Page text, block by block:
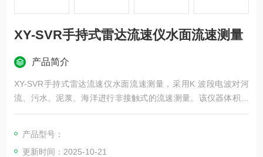
XY-SVR手持式雷达流速仪水面流速测量
产品简介
XY-SVR手持式雷达流速仪水面流速测量，采用K 波段电波对河
流、污水、泥浆、海洋进行非接触式的流速测量。该仪器体积小
巧、手持式操作、锂离子电池供电、使用简便。不受污水腐蚀、
产品型号：
更新时间：2025-10-21